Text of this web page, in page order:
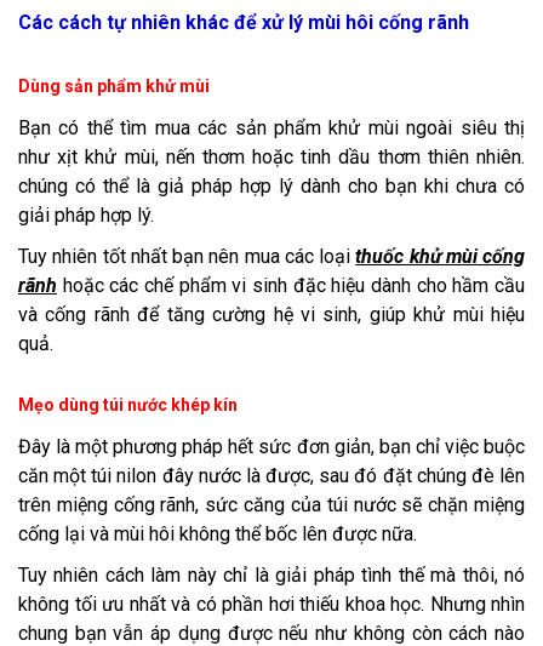
Các cách tự nhiên khác để xử lý mùi hôi cống rãnh
Dùng sản phẩm khử mùi
Bạn có thể tìm mua các sản phẩm khử mùi ngoài siêu thị
như xịt khử mùi, nến thơm hoặc tinh dầu thơm thiên nhiên.
chúng có thể là giả pháp hợp lý dành cho bạn khi chưa có
giải pháp hợp lý.
Tuy nhiên tốt nhất bạn nên mua các loạithuốc khử mùi cống
rãnh hoặc các chế phẩm vi sinh đặc hiệu dành cho hầm cầu
và cống rãnh để tăng cường hệ vi sinh, giúp khử mùi hiệu
quả.
Mẹo dùng túi nước khép kín
Đây là một phương pháp hết sức đơn giản, bạn chỉ việc buộc
căn một túi nilon đây nước là được, sau đó đặt chúng đè lên
trên miệng cống rãnh, sức căng của túi nước sẽ chặn miệng
cống lại và mùi hôi không thể bốc lên được nữa.
Tuy nhiên cách làm này chỉ là giải pháp tình thế mà thôi, nó
không tối ưu nhất và có phần hơi thiếu khoa học. Nhưng nhìn
chung bạn vẫn áp dụng được nếu như không còn cách nào